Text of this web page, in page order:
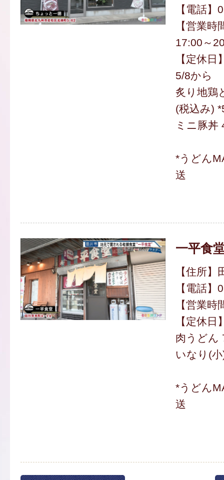
【電話
【営業
17:00～
【定休
5/8から
炙り地鶏
(税込み)
ミニ豚丼
*うどん
送
一平食
【住所
【電話
【営業
【定休日
肉うどん
いなり(
*うどん
送